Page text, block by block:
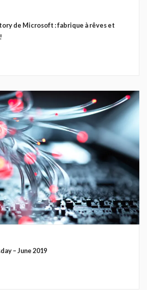
de Microsoft : fabrique à rêves et
– June 2019